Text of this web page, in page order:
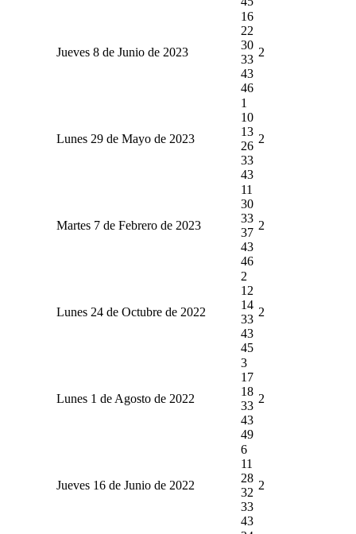
Jueves 8 de Junio de 2023
16
22
30
33
43
46
2
Lunes 29 de Mayo de 2023
1
10
13
26
33
43
2
Martes 7 de Febrero de 2023
11
30
33
37
43
46
2
Lunes 24 de Octubre de 2022
2
12
14
33
43
45
2
Lunes 1 de Agosto de 2022
3
17
18
33
43
49
2
Jueves 16 de Junio de 2022
6
11
28
32
33
43
2